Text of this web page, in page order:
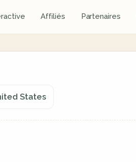
Affiliés Partenaires
States